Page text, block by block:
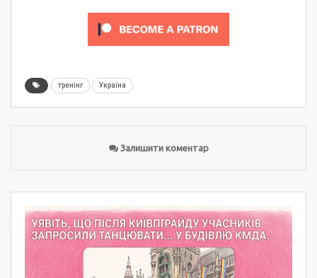
тренінг Україна
Залишити коментар